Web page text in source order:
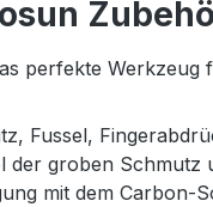
perfekte
Fussel,
groben
mit dem Carbon-